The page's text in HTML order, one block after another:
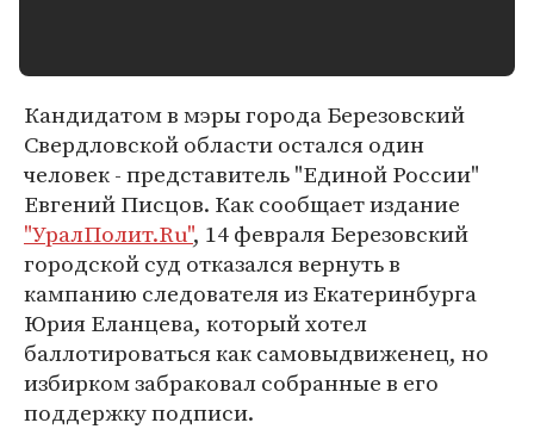
Кандидатом в мэры города Березовский
Свердловской области остался один
человек - представитель "Единой России"
Евгений Писцов. Как сообщает издание
"УралПолит.Ru", 14 февраля Березовский
городской суд отказался вернуть в
кампанию следователя из Екатеринбурга
Юрия Еланцева, который хотел
баллотироваться как самовыдвиженец, но
избирком забраковал собранные в его
поддержку подписи.